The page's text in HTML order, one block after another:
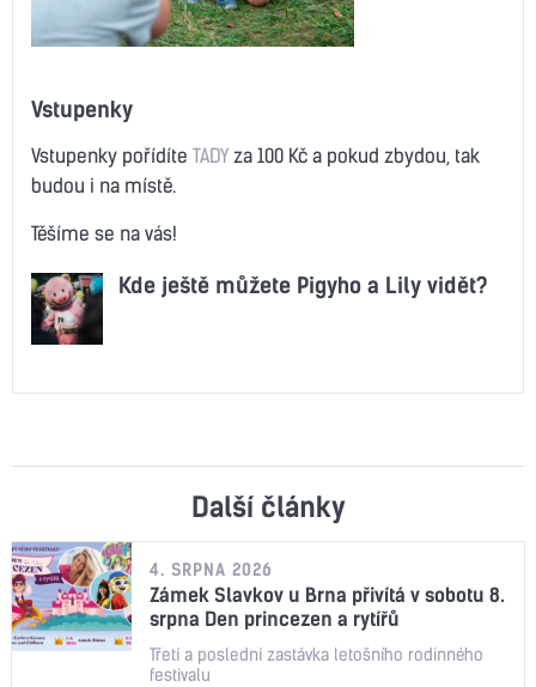
Vstupenky
Vstupenky pořídíte TADY za 100 Kč a pokud zbydou, tak
budou i na místě.
Těšíme se na vás!
Kde ještě můžete Pigyho a Lily vidět?
Další články
4. SRPNA 2026
Zámek Slavkov u Brna přivítá v sobotu 8.
srpna Den princezen a rytířů
Třetí a poslední zastávka letošního rodinného
festivalu